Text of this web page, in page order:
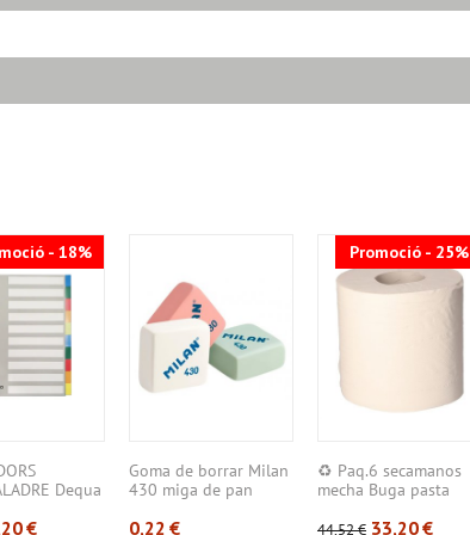
- 18%
Dequa
€
Goma de borrar Milan
430 miga de pan
0,22 €
Promoció - 25%
♻️ Paq.6 secamanos
mecha Buga pasta
44,52€ 33,20€